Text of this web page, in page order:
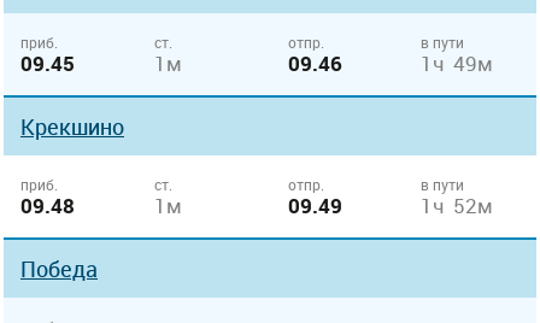
приб.
09.45
ст.
1м
отпр.
09.46
в пути
1ч 49м
Крекшино
приб.
09.48
ст.
1м
отпр.
09.49
в пути
1ч 52м
Победа